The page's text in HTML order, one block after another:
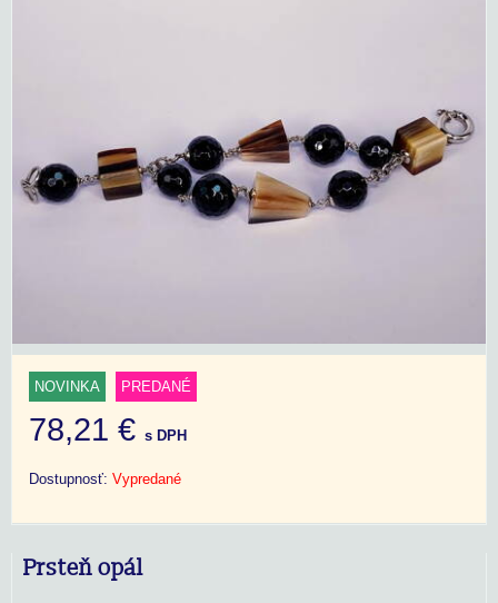
NOVINKA PREDANÉ
78,21 € s DPH
Dostupnosť: Vypredané
Prsteň opál